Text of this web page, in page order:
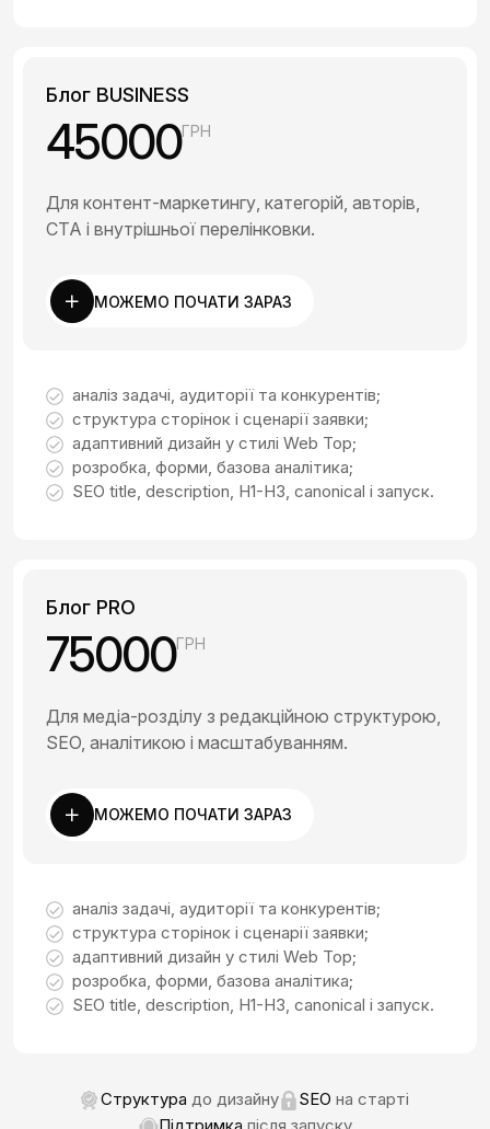
Блог BUSINESS
45000ГРН
Для контент-маркетингу, категорій, авторів,
CTA і внутрішньої перелінковки.
МОЖЕМО ПОЧАТИ ЗАРАЗ
аналіз задачі, аудиторії та конкурентів;
структура сторінок і сценарії заявки;
адаптивний дизайн у стилі Web Top;
розробка, форми, базова аналітика;
SEO title, description, H1-H3, canonical і запуск.
Блог PRO
75000ГРН
Для медіа-розділу з редакційною структурою,
SEO, аналітикою і масштабуванням.
МОЖЕМО ПОЧАТИ ЗАРАЗ
аналіз задачі, аудиторії та конкурентів;
структура сторінок і сценарії заявки;
адаптивний дизайн у стилі Web Top;
розробка, форми, базова аналітика;
SEO title, description, H1-H3, canonical і запуск.
Структура до дизайну SEO на старті
Підтримка після запуску